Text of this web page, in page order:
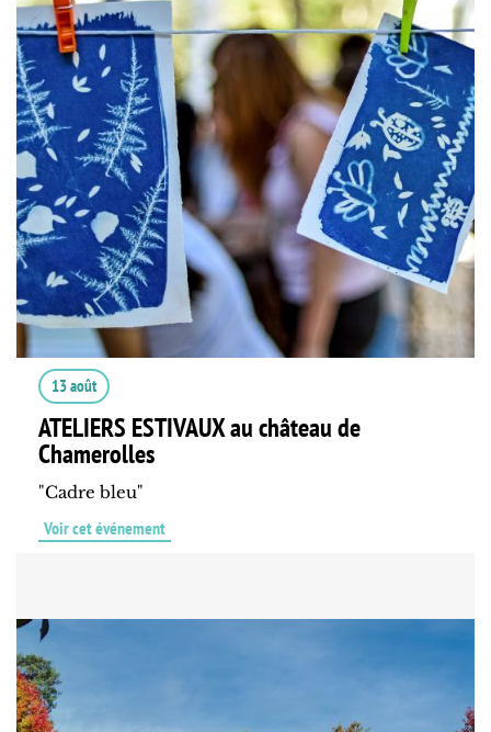
13 août
ATELIERS ESTIVAUX au château de
Chamerolles
"Cadre bleu"
Voir cet événement